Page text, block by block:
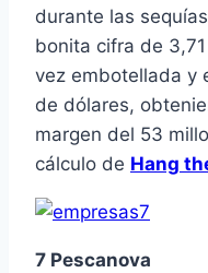
durante las
bonita cifra de
vez embotellada y
de dólares,
margen del 53
cálculo de Hang
7 Pescanova